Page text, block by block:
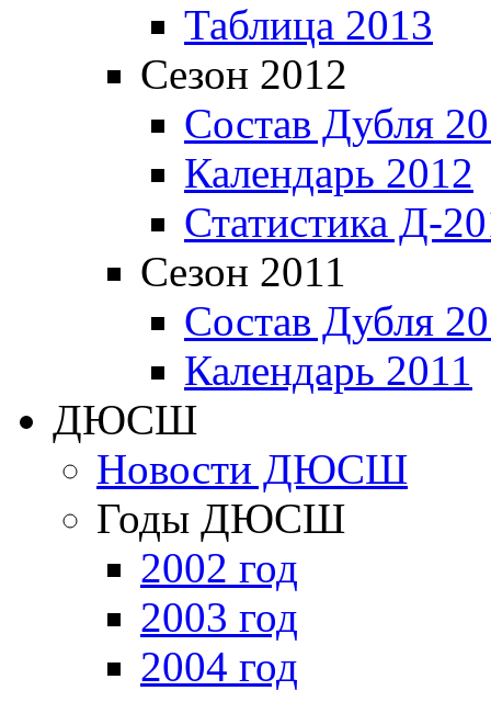
Таблица 2013
Сезон 2012
Состав Дубля
Календарь 2012
Статистика Д-
Сезон 2011
Состав Дубля
Календарь 2011
ДЮСШ
Новости ДЮСШ
Годы ДЮСШ
2002 год
2003 год
2004 год